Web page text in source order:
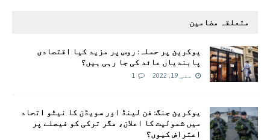
متعلقہ مضامین
یوکرین پر حملہ: روس پر مزید کیا اقتصادی
پابندیاں عائد کی جا رہی ہیں؟
مئی 19, 2022 1
یوکرین جنگ: فن لینڈ اور سویڈن کا نیٹو اتحاد
میں شمولیت کا اعلان، مگر ترکی کو فیصلے پر
اعتراض کیوں؟